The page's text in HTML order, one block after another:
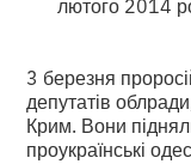
3 березня
депутатів
Крим. Вони
проукраїнські